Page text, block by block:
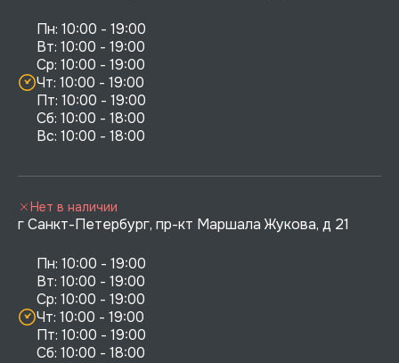
Пн: 10:00 - 19:00
Вт: 10:00 - 19:00
Ср: 10:00 - 19:00
Чт: 10:00 - 19:00
Пт: 10:00 - 19:00
Сб: 10:00 - 18:00
г Санкт-Петербург, пр-кт Маршала Жукова, д 21
Пн: 10:00 - 19:00
Вт: 10:00 - 19:00
Ср: 10:00 - 19:00
Чт: 10:00 - 19:00
Пт: 10:00 - 19:00
Сб: 10:00 - 18:00
Нет в наличии